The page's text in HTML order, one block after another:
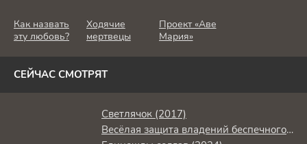
Как назвать
эту любовь?
Ходячие
мертвецы
Проект «Аве
Мария»
СЕЙЧАС СМОТРЯТ
Светлячок (2017)
Весёлая защита владений беспечного лорда (2026)